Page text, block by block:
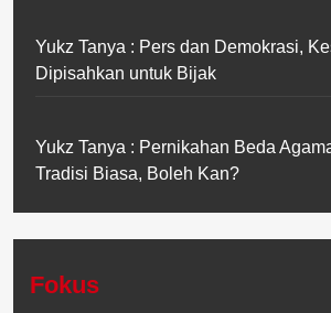
Yukz Tanya : Pers dan Demokrasi,
Dipisahkan untuk Bijak
Yukz Tanya : Pernikahan Beda
Tradisi Biasa, Boleh Kan?
Fokus